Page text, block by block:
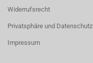
Widerrufsrecht
Privatsphäre und Datenschutz
Impressum